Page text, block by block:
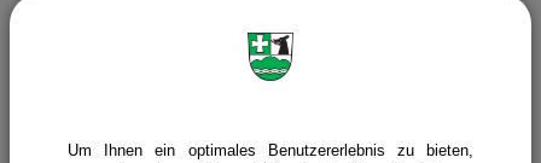
Abwassergebühren
Um Ihnen ein optimales Benutzererlebnis zu bieten,